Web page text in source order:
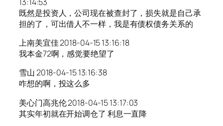
既然是投资人，公司现在被查封了，损失就是自己承
担的了，可出借人不一样，我是有债权债务关系的
上南美宜佳 2018-04-15 13:16:18
我本金72啊，感觉要绝望了
雪山 2018-04-15 13:16:38
咋想的啊，投这么多
美心门高兆伦 2018-04-15 13:17:03
其实年初就在开始调仓了 利息一直降